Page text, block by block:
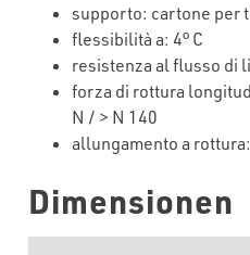
supporto: cartone per
flessibilità a: 4° C
resistenza al flusso di
forza di rottura
N / > N 140
allungamento a
Dimensionen